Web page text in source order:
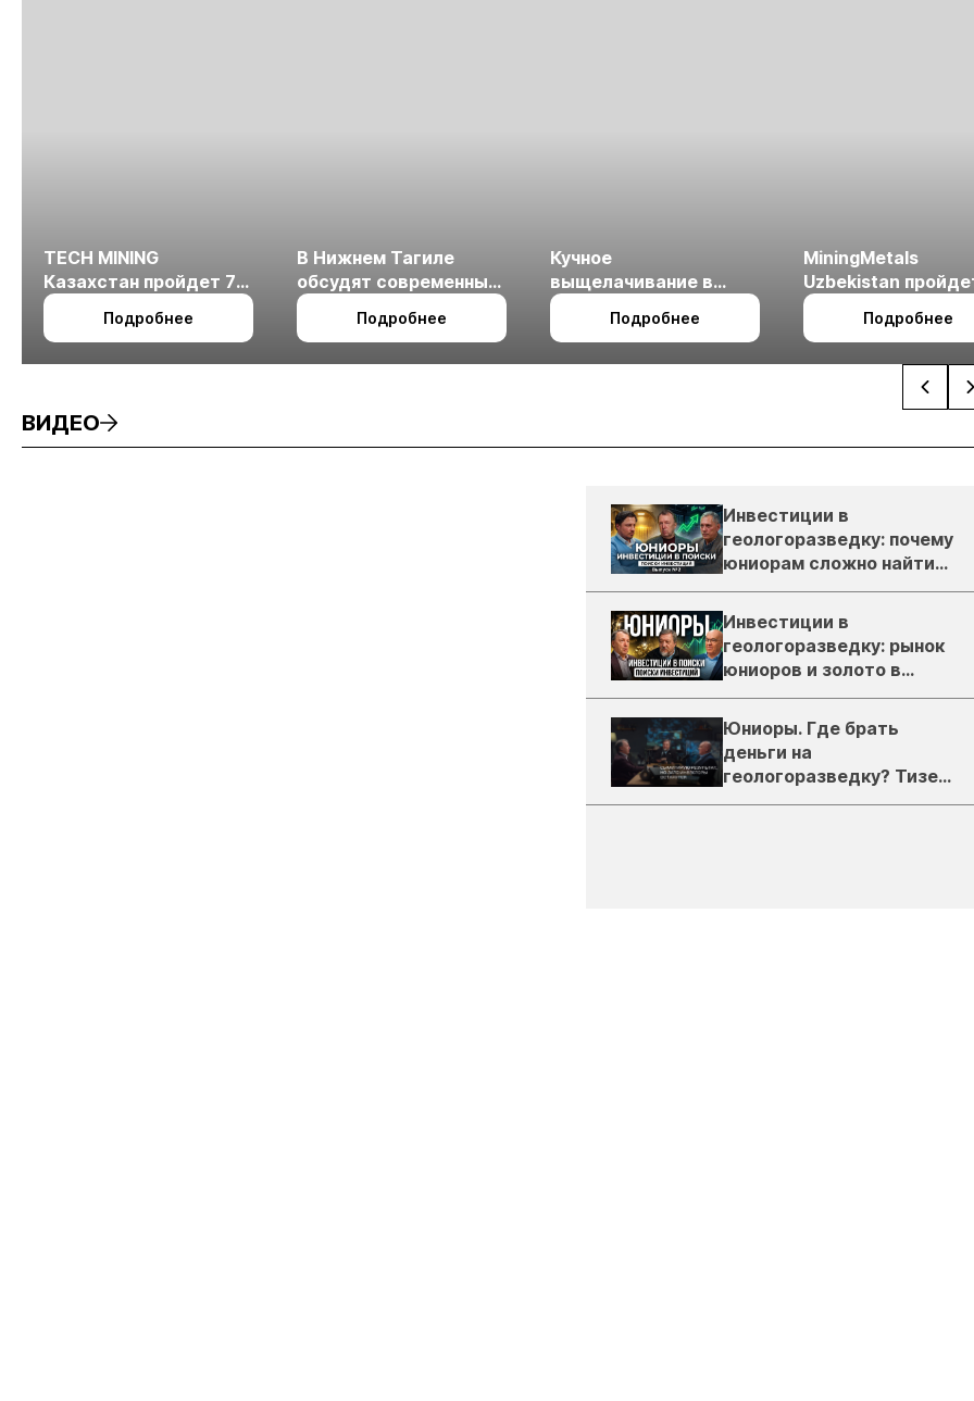
TECH MINING
Казахстан пройдет 7
октября в Алматы
Подробнее
В Нижнем Тагиле
обсудят современные
технологии
измельчения
Подробнее
Кучное
выщелачивание в
холодном климате
Подробнее
MiningMetals
Uzbekistan
27 по 29 октября в
Ташкент
Подробнее
ВИДЕО
Инвестиции в
геологоразведку: почему
юниорам сложно найти
деньги
Инвестиции в
геологоразведку: рынок
юниоров и золото в
России
Юниоры. Где брать
деньги на
геологоразведку? Тизер
подкаста ЗиТ №1